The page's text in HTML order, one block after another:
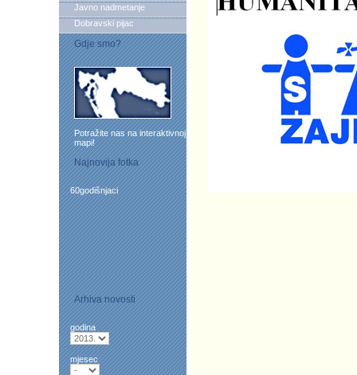
Javno nadmetanje
Dobravski pijac
Gdje smo?
Potražite nas na interaktivnoj
mapi!
Najnovija fotka
60godišnjaci
Arhiva novosti
godina
mjesec